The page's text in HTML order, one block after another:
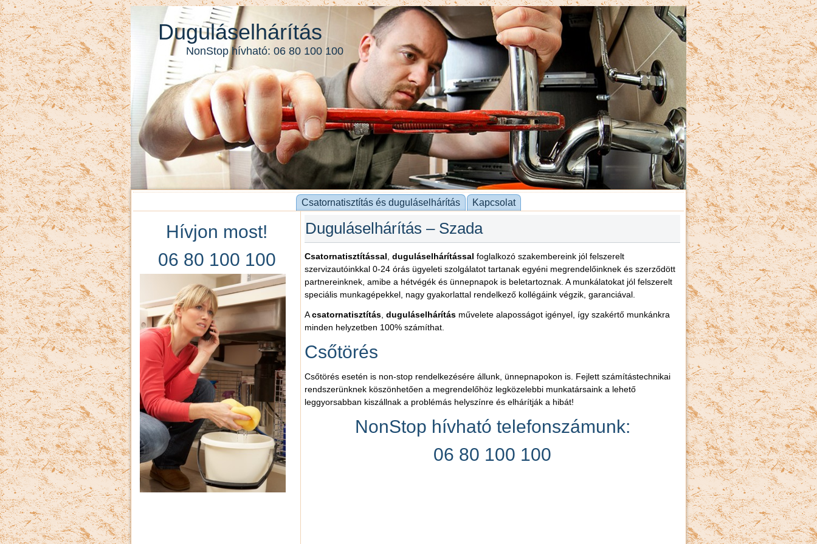
Duguláselhárítás
NonStop hívható: 06 80 100 100
Csatornatisztítás és duguláselhárítás Kapcsolat
Hívjon most!
06 80 100 100
Duguláselhárítás – Szada
Csatornatisztítással duguláselhárítással foglalkozó szakembereink jól felszerelt
szervizautóinkkal 0-24 órás ügyeleti szolgálatot tartanak egyéni megrendelőinknek és szerződött
partnereinknek, amibe a hétvégék és ünnepnapok is beletartoznak. A munkálatokat jól felszerelt
speciális munkagépekkel, nagy gyakorlattal rendelkező kollégáink végzik, garanciával.
Acsatornatisztítás duguláselhárítás művelete alaposságot igényel, így szakértő munkánkra
minden helyzetben 100% számíthat.
Csőtörés
Csőtörés esetén is non-stop rendelkezésére állunk, ünnepnapokon is. Fejlett számítástechnikai
rendszerünknek köszönhetően a megrendelőhöz legközelebbi munkatársaink a lehető
leggyorsabban kiszállnak a problémás helyszínre és elhárítják a hibát!
NonStop hívható telefonszámunk:
06 80 100 100